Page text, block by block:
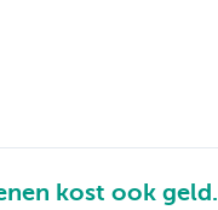
kost ook geld.